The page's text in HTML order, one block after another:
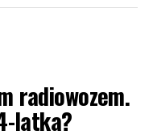
radiowozem.
latka?